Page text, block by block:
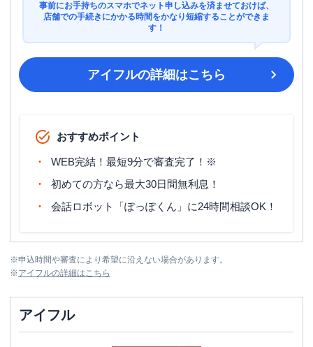
事前にお手持ちのスマホでネット申し込みを済ませておけば、
店舗での手続きにかかる時間をかなり短縮することができま
す！
アイフルの詳細はこちら
おすすめポイント
WEB完結！最短9分で審査完了！※
初めての方なら最大30日間無利息！
会話ロボット「ぽっぽくん」に24時間相談OK！
※申込時間や審査により希望に沿えない場合があります。
※アイフルの詳細はこちら
アイフル